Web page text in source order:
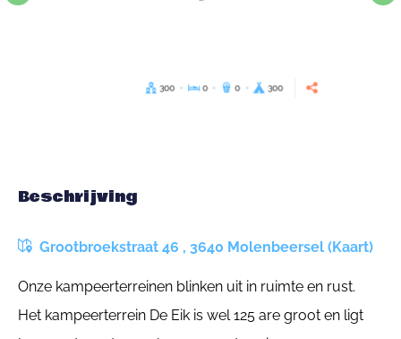
300 0 0 300
Beschrijving
Grootbroekstraat 46 , 3640 Molenbeersel (Kaart)
Onze kampeerterreinen blinken uit in ruimte en rust.
Het kampeerterrein De Eik is wel 125 are groot en ligt